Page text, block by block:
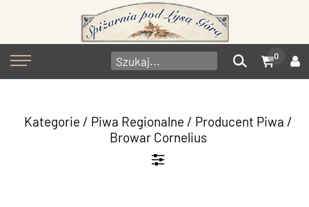
0
Kategorie / Piwa Regionalne / Producent Piwa /
Browar Cornelius